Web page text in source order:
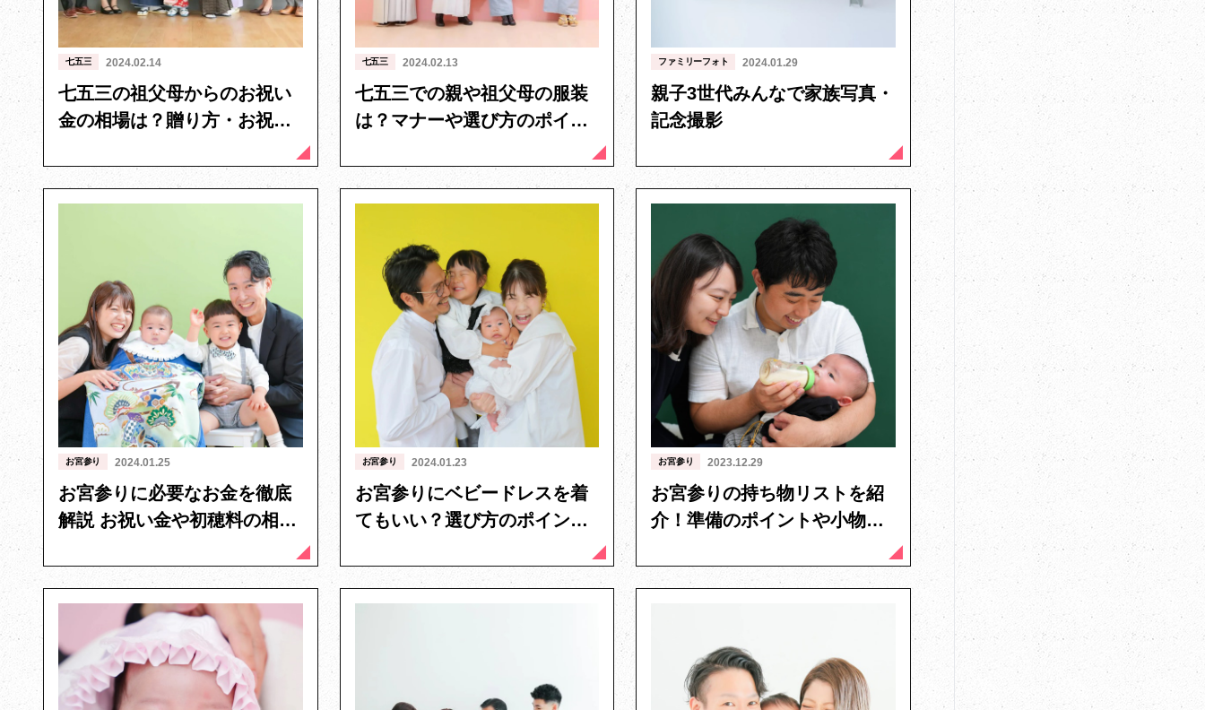
七五三 2024.02.14
七五三の祖父母からのお祝い
金の相場は？贈り方・お祝い
七五三 2024.02.13
七五三での親や祖父母の服装
は？マナーや選び方のポイン
ファミリーフォト 2024.01.29
親子3世代みんなで家族写真・
記念撮影
お宮参り 2024.01.25
お宮参りに必要なお金を徹底
解説 お祝い金や初穂料の相場
お宮参り 2024.01.23
お宮参りにベビードレスを着
てもいい？選び方のポイント
お宮参り 2023.12.29
お宮参りの持ち物リストを紹
介！準備のポイントや小物